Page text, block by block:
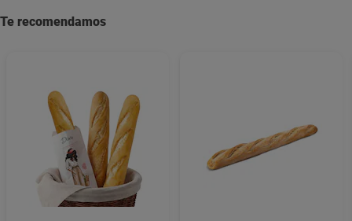
Te recomendamos